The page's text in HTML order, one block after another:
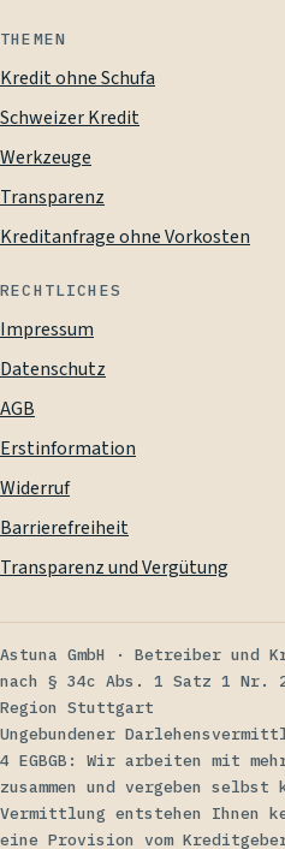
THEMEN
Kredit ohne Schufa
Schweizer Kredit
Werkzeuge
Transparenz
Kreditanfrage ohne Vorkosten
RECHTLICHES
Impressum
Datenschutz
AGB
Erstinformation
Widerruf
Barrierefreiheit
Transparenz und Vergütung
Astuna GmbH · Betreiber und
nach § 34c Abs. 1 Satz 1 Nr. 2
Region Stuttgart
Ungebundener
4 EGBGB: Wir arbeiten mit
zusammen und vergeben
Vermittlung entstehen Ihnen
eine Provision vom